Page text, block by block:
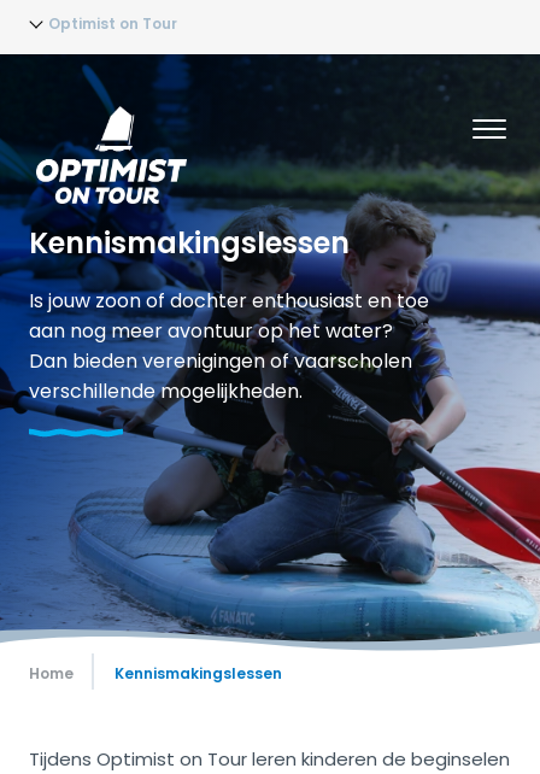
Optimist on Tour
Kennismakingslessen
Is jouw zoon of dochter enthousiast en toe
aan nog meer avontuur op het water?
Dan bieden verenigingen of vaarscholen
verschillende mogelijkheden.
Home Kennismakingslessen
Tijdens Optimist on Tour leren kinderen de beginselen